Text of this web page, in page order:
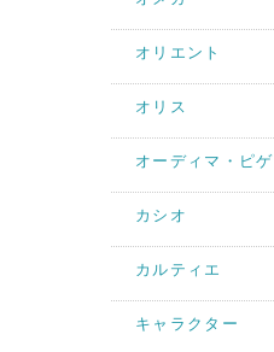
オリエント
オリス
オーディマ・ピゲ
カシオ
カルティエ
キャラクター